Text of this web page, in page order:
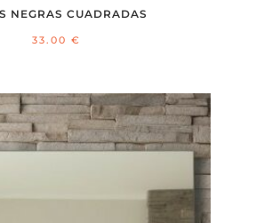
NEGRAS CUADRADAS
33.00€